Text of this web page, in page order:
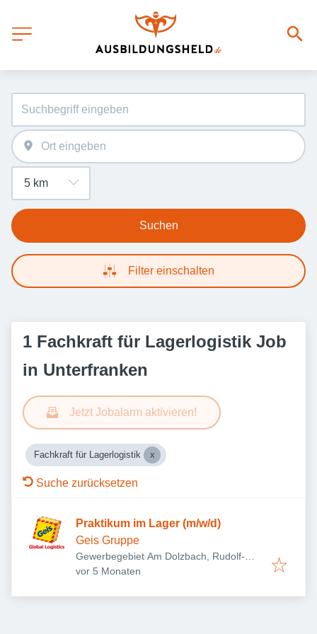
Suchen
Filter einschalten
1 Fachkraft für Lagerlogistik Job
in Unterfranken
Jetzt Jobalarm aktivieren!
Fachkraft für Lagerlogistik
Suche zurücksetzen
Praktikum im Lager (m/w/d)
Geis Gruppe
Gewerbegebiet Am Dolzbach, Rudolf-
Diesel-Ring 24, 97616 Bad Neustadt an
Veröffentlicht:
vor 5 Monaten